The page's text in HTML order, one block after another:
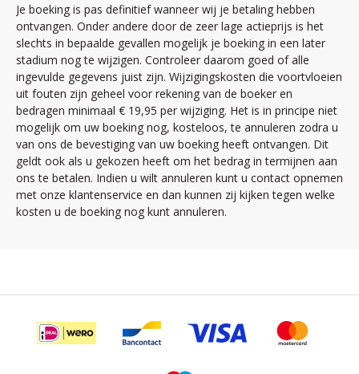
Je boeking is pas definitief wanneer wij je betaling hebben
ontvangen. Onder andere door de zeer lage actieprijs is het
slechts in bepaalde gevallen mogelijk je boeking in een later
stadium nog te wijzigen. Controleer daarom goed of alle
ingevulde gegevens juist zijn. Wijzigingskosten die voortvloeien
uit fouten zijn geheel voor rekening van de boeker en
bedragen minimaal € 19,95 per wijziging. Het is in principe niet
mogelijk om uw boeking nog, kosteloos, te annuleren zodra u
van ons de bevestiging van uw boeking heeft ontvangen. Dit
geldt ook als u gekozen heeft om het bedrag in termijnen aan
ons te betalen. Indien u wilt annuleren kunt u contact opnemen
met onze klantenservice en dan kunnen zij kijken tegen welke
kosten u de boeking nog kunt annuleren.